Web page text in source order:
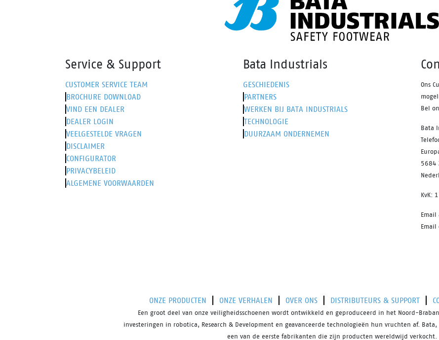
Service & Support
CUSTOMER SERVICE TEAM
BROCHURE DOWNLOAD
VIND EEN DEALER
DEALER LOGIN
VEELGESTELDE VRAGEN
DISCLAIMER
CONFIGURATOR
PRIVACYBELEID
ALGEMENE VOORWAARDEN
Bata Industrials
GESCHIEDENIS
PARTNERS
WERKEN BIJ BATA INDUSTRIALS
TECHNOLOGIE
DUURZAAM ONDERNEMEN
Ons
Bel
Bata
5684
KvK:
Email
Email
ONZE PRODUCTEN ONZE VERHALEN OVER ONS DISTRIBUTEURS & SUPPORT
Een groot deel van onze veiligheidsschoenen wordt ontwikkeld en geproduceerd in het Noord-
investeringen in robotica, Research & Development en geavanceerde technologieën hun vruchten af.
een van de eerste fabrikanten die zijn producten wereldwijd verkocht.